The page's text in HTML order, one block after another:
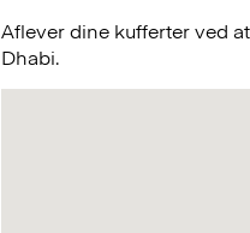
Aflever dine kufferter ved
Dhabi.